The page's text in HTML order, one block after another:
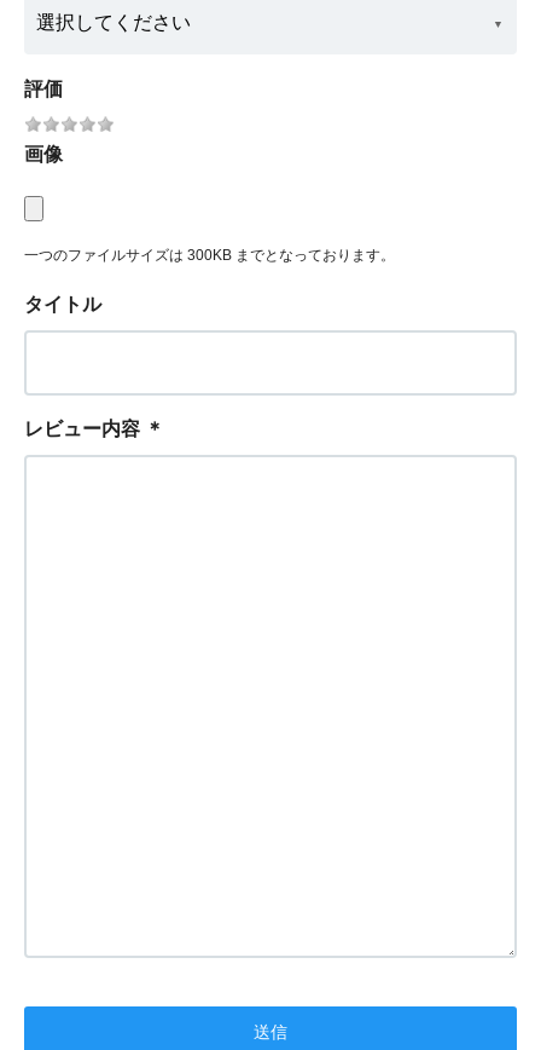
評価
画像
一つのファイルサイズは 300KB までとなっております。
タイトル
レビュー内容 ＊